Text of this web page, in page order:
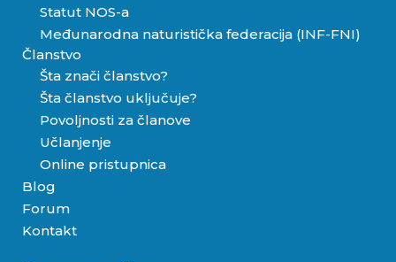
Statut NOS-a
Međunarodna naturistička federacija (INF-FNI)
Članstvo
Šta znači članstvo?
Šta članstvo uključuje?
Povoljnosti za članove
Učlanjenje
Online pristupnica
Blog
Forum
Kontakt